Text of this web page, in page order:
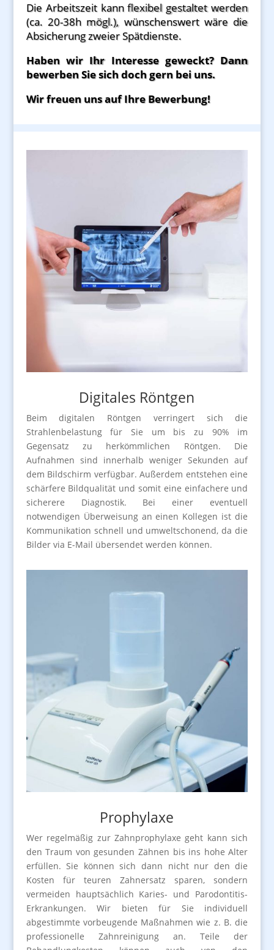
Die Arbeitszeit kann flexibel gestaltet werden
(ca. 20-38h mögl.), wünschenswert wäre die
Absicherung zweier Spätdienste.
Haben wir Ihr Interesse geweckt? Dann
bewerben Sie sich doch gern bei uns.
Wir freuen uns auf Ihre Bewerbung!
Digitales Röntgen
Beim digitalen Röntgen verringert sich die
Strahlenbelastung für Sie um bis zu 90% im
Gegensatz zu herkömmlichen Röntgen. Die
Aufnahmen sind innerhalb weniger Sekunden auf
dem Bildschirm verfügbar. Außerdem entstehen eine
schärfere Bildqualität und somit eine einfachere und
sicherere Diagnostik. Bei einer eventuell
notwendigen Überweisung an einen Kollegen ist die
Kommunikation schnell und umweltschonend, da die
Bilder via E-Mail übersendet werden können.
Prophylaxe
Wer regelmäßig zur Zahnprophylaxe geht kann sich
den Traum von gesunden Zähnen bis ins hohe Alter
erfüllen. Sie können sich dann nicht nur den die
Kosten für teuren Zahnersatz sparen, sondern
vermeiden hauptsächlich Karies- und Parodontitis-
Erkrankungen. Wir bieten für Sie individuell
abgestimmte vorbeugende Maßnahmen wie z. B. die
professionelle Zahnreinigung an. Teile der